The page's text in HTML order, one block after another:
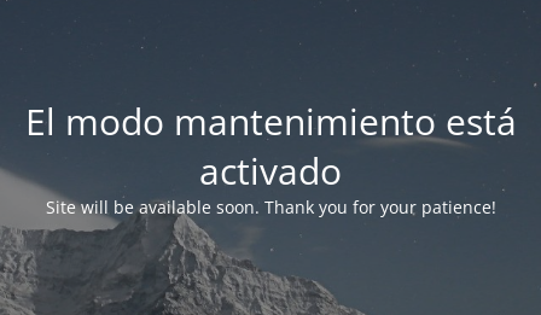
El modo mantenimiento está
activado
Site will be available soon. Thank you for your patience!